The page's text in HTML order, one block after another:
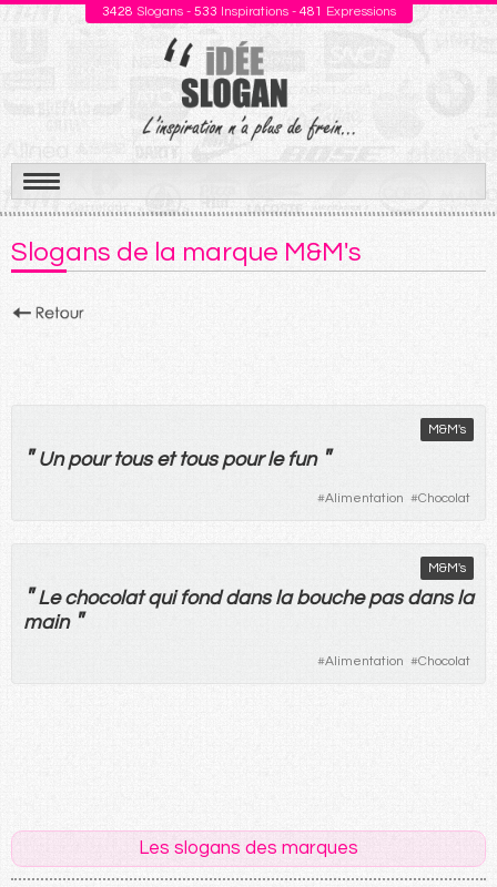
3428 Slogans - 533 Inspirations - 481 Expressions
Aller
au
contenu
Slogans de la marque M&M's
M&M's
" Un pour tous et tous pour le fun "
#Alimentation #Chocolat
M&M's
" Le chocolat qui fond dans la bouche pas dans la
main "
#Alimentation #Chocolat
Les slogans des marques